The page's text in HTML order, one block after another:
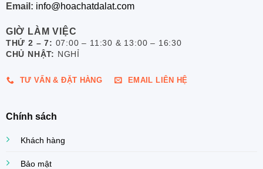
Email: info@hoachatdalat.com
GIỜ LÀM VIỆC
THỨ 2 – 7: 07:00 – 11:30 & 13:00 – 16:30
CHỦ NHẬT: NGHỈ
TƯ VẤN & ĐẶT HÀNG EMAIL LIÊN HỆ
Chính sách
Khách hàng
Bảo mật